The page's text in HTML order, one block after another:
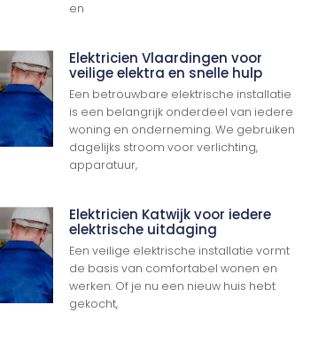
en
Elektricien Vlaardingen voor
veilige elektra en snelle hulp
Een betrouwbare elektrische installatie
is een belangrijk onderdeel van iedere
woning en onderneming. We gebruiken
dagelijks stroom voor verlichting,
apparatuur,
Elektricien Katwijk voor iedere
elektrische uitdaging
Een veilige elektrische installatie vormt
de basis van comfortabel wonen en
werken. Of je nu een nieuw huis hebt
gekocht,